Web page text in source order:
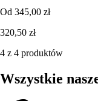
Od 345,00 zł
320,50 zł
4 z 4 produktów
Wszystkie